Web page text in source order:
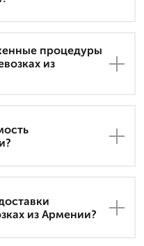
процедуры
из
из Армении?